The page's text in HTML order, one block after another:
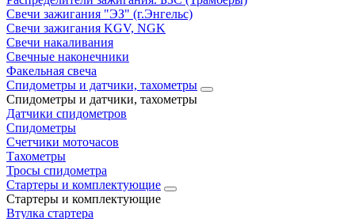
Свечи зажигания "ЭЗ" (г.Энгельс)
Свечи зажигания KGV, NGK
Свечи накаливания
Свечные наконечники
Факельная свеча
Спидометры и датчики, тахометры
Спидометры и датчики, тахометры
Датчики спидометров
Спидометры
Счетчики моточасов
Тахометры
Тросы спидометра
Стартеры и комплектующие
Стартеры и комплектующие
Втулка стартера